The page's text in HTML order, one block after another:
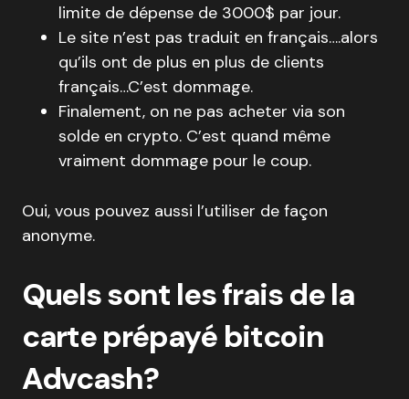
limite de dépense de 3000$ par jour.
Le site n’est pas traduit en français….alors
qu’ils ont de plus en plus de clients
français…C’est dommage.
Finalement, on ne pas acheter via son
solde en crypto. C’est quand même
vraiment dommage pour le coup.
Oui, vous pouvez aussi l’utiliser de façon
anonyme.
Quels sont les frais de la
carte prépayé bitcoin
Advcash?